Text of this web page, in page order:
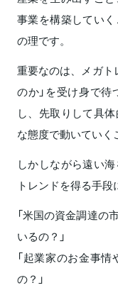
事業を構築してい
の理です。
重要なのは、メガト
のか」を受け身で
し、先取りして具
な態度で動いていく
しかしながら遠い
トレンドを得る手段
「米国の資金調達の
いるの？」
「起業家のお金事
の？」